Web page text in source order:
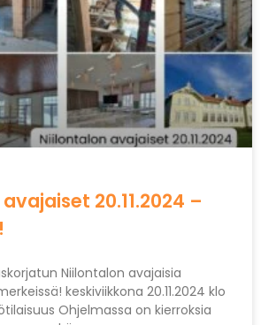
20.11.2024 –
Niilontalon avajaisia
keskiviikkona 20.11.2024 klo
Ohjelmassa on kierroksia